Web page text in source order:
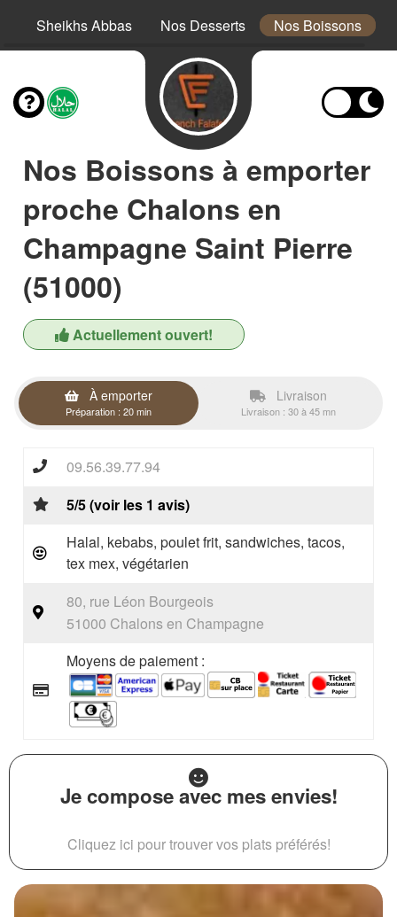
Sheikhs Abbas Nos Desserts Nos Boissons
Nos Boissons à emporter
proche Chalons en
Champagne Saint Pierre
(51000)
Actuellement ouvert!
À emporter
Préparation : 20 min
Livraison
Livraison : 30 à 45 mn
09.56.39.77.94
5/5 (voir les 1 avis)
Halal, kebabs, poulet frit, sandwiches, tacos,
tex mex, végétarien
80, rue Léon Bourgeois
51000 Chalons en Champagne
Moyens de paiement :
Je compose avec mes envies!
Cliquez ici pour trouver vos plats préférés!